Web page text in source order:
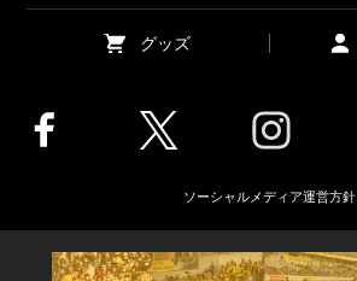
グッズ
ソーシャルメディア運営方針